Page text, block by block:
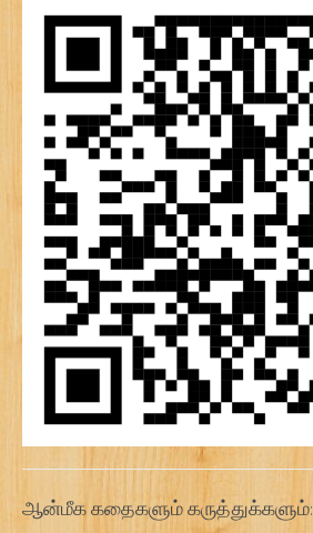
ஆன்மீக கதைகளும் கருத்துக்களும்: